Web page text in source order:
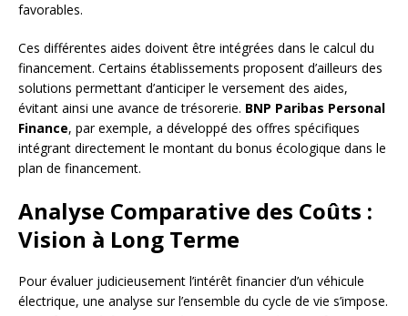
favorables.
Ces différentes aides doivent être intégrées dans le calcul du
financement. Certains établissements proposent d’ailleurs des
solutions permettant d’anticiper le versement des aides,
évitant ainsi une avance de trésorerie. BNP Paribas Personal
Finance, par exemple, a développé des offres spécifiques
intégrant directement le montant du bonus écologique dans le
plan de financement.
Analyse Comparative des Coûts :
Vision à Long Terme
Pour évaluer judicieusement l’intérêt financier d’un véhicule
électrique, une analyse sur l’ensemble du cycle de vie s’impose.